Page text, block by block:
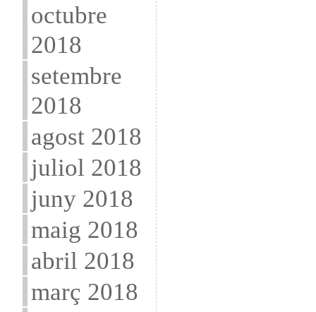
octubre
2018
setembre
2018
agost 2018
juliol 2018
juny 2018
maig 2018
abril 2018
març 2018